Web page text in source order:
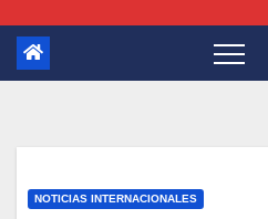
NOTICIAS INTERNACIONALES